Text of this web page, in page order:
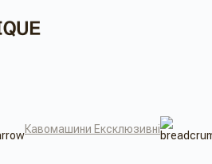
Кавомашини Ексклюзивні